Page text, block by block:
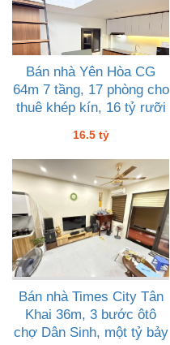
Bán nhà Yên Hòa CG
64m 7 tầng, 17 phòng cho
thuê khép kín, 16 tỷ rưỡi
16.5 tỷ
Bán nhà Times City Tân
Khai 36m, 3 bước ôtô
chợ Dân Sinh, một tỷ bảy